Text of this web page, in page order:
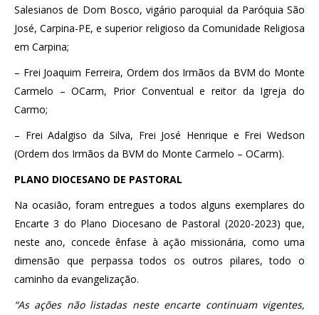
Salesianos de Dom Bosco, vigário paroquial da Paróquia São
José, Carpina-PE, e superior religioso da Comunidade Religiosa
em Carpina;
– Frei Joaquim Ferreira, Ordem dos Irmãos da BVM do Monte
Carmelo – OCarm, Prior Conventual e reitor da Igreja do
Carmo;
– Frei Adalgiso da Silva, Frei José Henrique e Frei Wedson
(Ordem dos Irmãos da BVM do Monte Carmelo – OCarm).
PLANO DIOCESANO DE PASTORAL
Na ocasião, foram entregues a todos alguns exemplares do
Encarte 3 do Plano Diocesano de Pastoral (2020-2023) que,
neste ano, concede ênfase à ação missionária, como uma
dimensão que perpassa todos os outros pilares, todo o
caminho da evangelização.
“As ações não listadas neste encarte continuam vigentes,